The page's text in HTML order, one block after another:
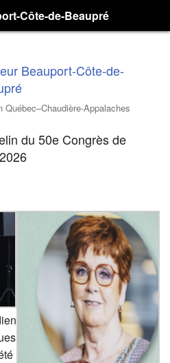
Côte-de-Beaupré
Beauport-Côte-de-
Québec–Chaudière-Appalaches
du 50e Congrès de